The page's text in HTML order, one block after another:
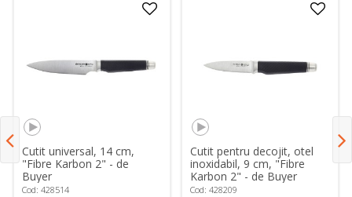
Cutit universal, 14 cm,
"Fibre Karbon 2" - de
Buyer
Cod: 428514
Cutit pentru decojit, otel
inoxidabil, 9 cm, "Fibre
Karbon 2" - de Buyer
Cod: 428209